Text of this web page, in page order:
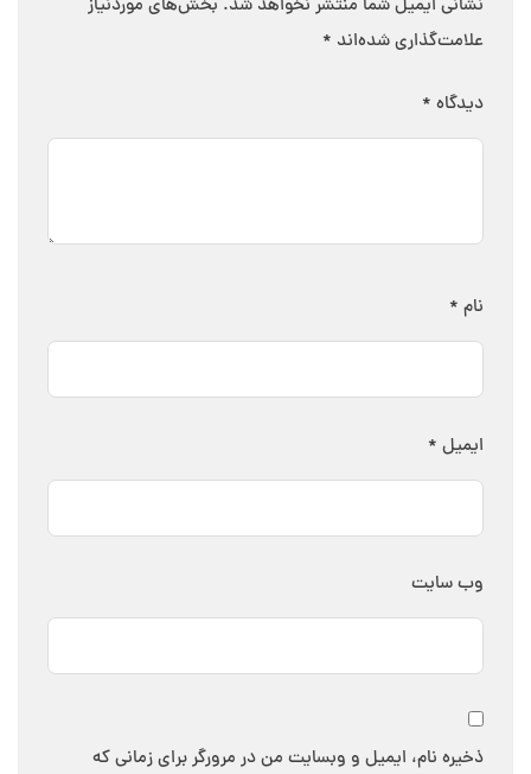
نشانی ایمیل شما منتشر نخواهد شد. بخش‌های موردنیاز
علامت‌گذاری شده‌اند *
دیدگاه *
نام *
ایمیل *
وب‌ سایت
ذخیره نام، ایمیل و وبسایت من در مرورگر برای زمانی که